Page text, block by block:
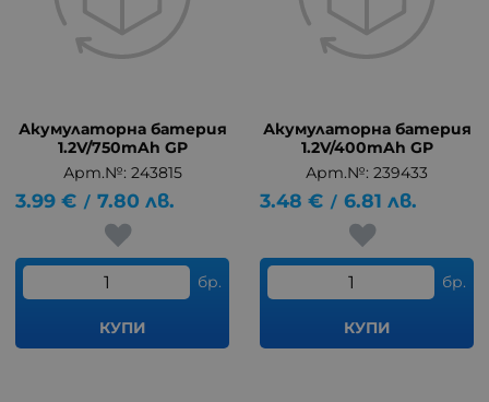
Акумулаторна батерия
1.2V/750mAh GP
Арт.№: 243815
3.99 € / 7.80 лв.
бр.
КУПИ
Акумулаторна батерия
1.2V/400mAh GP
Арт.№: 239433
3.48 € / 6.81 лв.
бр.
КУПИ